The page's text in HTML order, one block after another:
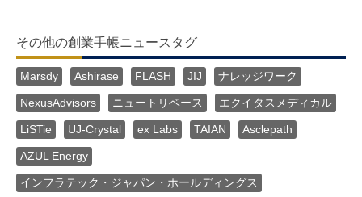
その他の創業手帳ニュースタグ
Marsdy Ashirase FLASH JIJ ナレッジワーク
NexusAdvisors ニュートリベース エクイタスメディカル
LiSTie UJ-Crystal ex Labs TAIAN Asclepath
AZUL Energy
インフラテック・ジャパン・ホールディングス